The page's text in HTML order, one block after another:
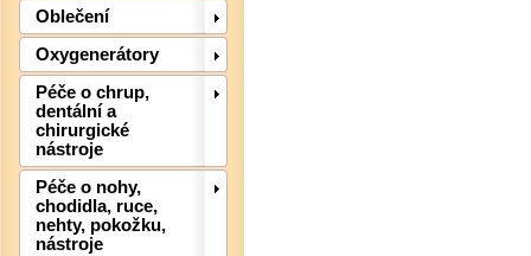
Oblečení
Oxygenerátory
Péče o chrup,
dentální a
chirurgické
nástroje
Péče o nohy,
chodidla, ruce,
nehty, pokožku,
nástroje